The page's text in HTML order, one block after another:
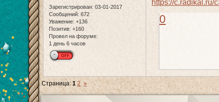
Зарегистрирован: 03-01-2017
Сообщений: 672
Уважение: +136
Позитив: +160
Провел на форуме:
1 день 6 часов
0
Страница:1 2 »